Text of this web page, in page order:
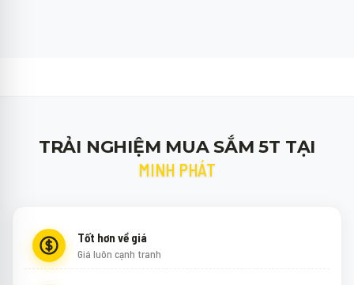
TRẢI NGHIỆM MUA SẮM 5T TẠI
MINH PHÁT
Tốt hơn về giá
Giá luôn cạnh tranh